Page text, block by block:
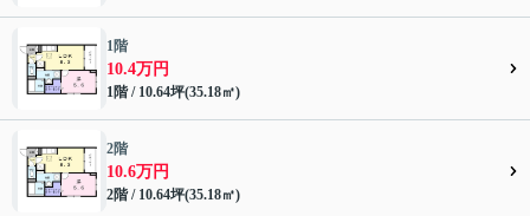
1階
10.4万円
1階 / 10.64坪(35.18㎡)
2階
10.6万円
2階 / 10.64坪(35.18㎡)